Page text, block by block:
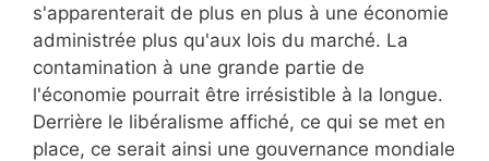
s'apparenterait de plus en plus à une économie
administrée plus qu'aux lois du marché. La
contamination à une grande partie de
l'économie pourrait être irrésistible à la longue.
Derrière le libéralisme affiché, ce qui se met en
place, ce serait ainsi une gouvernance mondiale